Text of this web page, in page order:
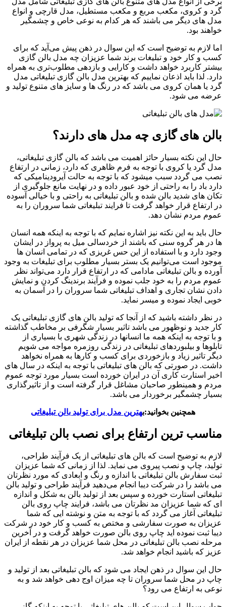
گرد و کروی، مکعب مربع و مکعب مستطیل، مدل قارچی و انواع
مدل های دیگر می باشند که هر کدام به نوعی خاص و چشمگیر
خواهند بود.
اما لازم به توضیح است که این سوال در ذهن پیش می‌آید که برای
کسب و کار خود و تبلیغات برند شما عزیزان چه مدل بالن گازی
بیشتر کاربرد خواهد داشت و کارایی و بازدهی مطلوب‌تری به همراه
دارد. لذا باید اذعان نماییم که بهترین مدل بالن گازی تبلیغاتی مدل
گرد یا همان کروی می باشد که در رنگ ها و سایز های متنوع تولید و
عرضه می شود.
بالن های گازی چه مدل های دارند؟
حال این نکته بسیار حائز اهمیت می باشد که بالن گازی تبلیغاتی،
مدل گرد یا کروی با توجه به فرم ظاهری که دارد، زمانی در ارتفاع
نصب می گردد سبب میشود که با توجه به حالت آیرودینامیکی که
دارد باد را به راحتی از خود عبور داده و در نهایت مانع جلوگیری از
تکان های شدید بالن شده و بالن تبلیغاتی به راحتی و با خیالی آسوده
در ارتفاع قرار خواهد گرفت تا فرایند تبلیغاتی شما سروران را به
عموم مردم نشان دهد.
حال باید به این نکته نیز اشاره نمایم که با توجه به اینکه همه انسان
ها در هر گروه سنی که باشند از خردسالی میل به پرواز در ایشان
وجود دارد و با استفاده از این حس غریزی که در تمامی انسان ها
موجود است می‌توانیم یک بستر بسیار مطلوب برای تبلیغات به وجود
آورده و بالن تبلیغاتی مادامی که در ارتفاع قرار دارد می‌تواند نظر
عموم مردم را به خود جلب نموده و فرآیند برندینگ کردن و نمایش
دادن نشان تجاری و اهداف تبلیغاتی شما سروران را در آسمان به
خوبی ایجاد نموده و میسر نماید.
در نظر داشته باشید که از آنجا که تولید بالن های گازی تبلیغاتی یک
کار جدید و نوظهور می باشد تاثیر بسیار شگرفی بر مخاطب گذاشته
و با توجه به اینکه همه ما انسانها در زندگی شهری با بسیاری از
تابلوها و بیلبوردهای تبلیغاتی در زندگی روزمره مواجه می شویم
دیگر تاثیر زیاد و بازخوردی برای کسب و کارها به همراه نخواهد
داشت. در صورتی که بالن های تبلیغاتی با توجه به اینکه در سال های
اخیر استارت کاری آن در ایران خورده است بسیار مورد توجه عموم
مردم و همینطور صاحبان مشاغل قرار گرفته است و از تاثیرگذاری
بسیار چشمگیر برخوردار می باشد.
همچنین بخوانید:بهترین مدل برای تولید بالن تبلیغاتی
مناسب ترین ارتفاع برای نصب بالن تبلیغاتی
لازم به توضیح است که بالن های تبلیغاتی از یک فرآیند طراحی،
تولید، چاپ و نصب پیروی می نماید. لذا از زمانی که شما عزیزان
ثبت سفارش بالن تبلیغاتی با اندازه و رنگ و ابعادی که مورد نظرتان
می باشد را در شرکت دیبا انجام می‌دهید فرآیند طراحی و تولید بالن
تبلیغاتی استارت خورده و سپس بعد از تولید بالن به شکل و اندازه
ای که شما عزیزان مد نظرتان می باشد، فرایند چاپ روی بالن
تبلیغاتی آغاز می گردد که با توجه به متن و نوشته ایی که شما
عزیزان به صورت سفارشی و مختص به کسب و کار خود در شرکت
دیبا ثبت نموده اید چاپ روی بالن صورت خواهد گرفت و در آخرین
مرحله نصب بالن تبلیغاتی در محل شما عزیزان در هر نقطه از ایران
عزیز که باشید انجام خواهد شد.
حال این سوال در ذهن ایجاد می شود که بالن تبلیغاتی بعد از تولید و
چاپ در محل شما سروران تا چه میزان اوج دهی خواهد شد و به
نوعی به ارتفاع می رود؟